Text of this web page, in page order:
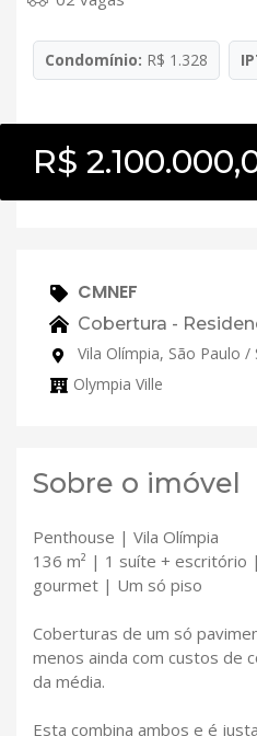
Condomínio: R$ 1.328
R$
CMNEF
Cobertura -
Vila Olímpia, São Paulo /
Olympia Ville
Sobre o imóvel
Penthouse | Vila Olímpia
136 m² | 1 suíte + escritório
gourmet | Um só piso
Coberturas de um só
menos ainda com custos de
da média.
Esta combina ambos e é